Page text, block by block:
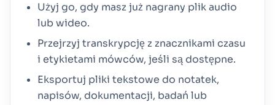
Użyj go, gdy masz już nagrany plik audio
lub wideo.
Przejrzyj transkrypcję z znacznikami czasu
i etykietami mówców, jeśli są dostępne.
Eksportuj pliki tekstowe do notatek,
napisów, dokumentacji, badań lub